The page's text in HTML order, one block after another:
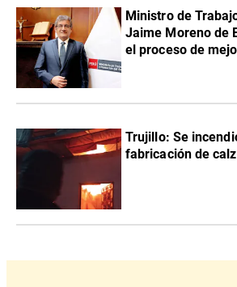
Ministro de
Jaime Moreno de
el proceso de
Trujillo: Se
fabricación de